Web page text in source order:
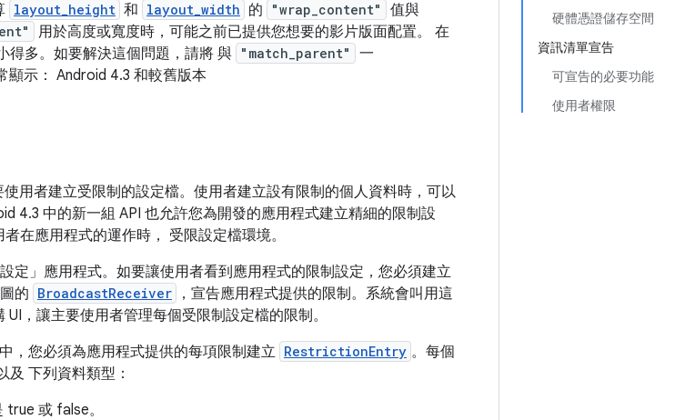
硬體憑證儲存空間
資訊清單宣告
可宣告的必要功能
使用者權限
layout_height 和 layout_width 的 "wrap_content" 值與
用於高度或寬度時，可能之前已提供您想要的影片版面配置。 在
得多。如要解決這個問題，請將 與 "match_parent"
一
顯示： Android 4.3 和較舊版本
用者建立受限制的設定檔。使用者建立設有限制的個人資料時，可以
4.3 中的新一組 API 也允許您為開發的應用程式建立精細的限制設
在應用程式的運作時， 受限設定檔環境。
定」應用程式。如要讓使用者看到應用程式的限制設定，您必須建立
的 BroadcastReceiver
，宣告應用程式提供的限制。系統會叫用這
，讓主要使用者管理每個受限制設定檔的限制。
，您必須為應用程式提供的每項限制建立 RestrictionEntry 。每個
及 下列資料類型：
true 或 false。